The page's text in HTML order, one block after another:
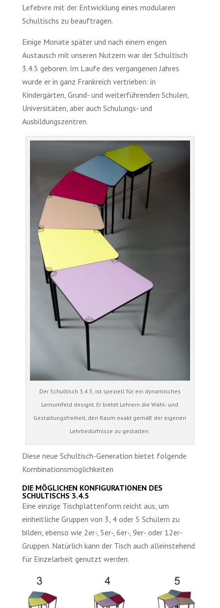
Lefebvre mit der Entwicklung eines modularen
Schultischs zu beauftragen.
Einige Monate später und nach einem engen
Austausch mit unseren Nutzern war der Schultisch
3.4.5 geboren. Im Laufe des vergangenen Jahres
wurde er in ganz Frankreich vertrieben: in
Kindergärten, Grund- und weiterführenden Schulen,
Universitäten, aber auch Schulungs- und
Ausbildungszentren.
Der Schultisch 3.4.5. ist speziell für ein dynamisches
Lernumfeld designt. Er bietet Lehrern die Wahl- und
Gestaltungsfreiheit, den Raum exakt gemäß der eigenen
Lehrbedürfnisse zu gestalten.
Diese neue Schultisch-Generation bietet folgende
Kombinationsmöglichkeiten
DIE MÖGLICHEN KONFIGURATIONEN DES
SCHULTISCHS 3.4.5
Eine einzige Tischplattenform reicht aus, um
einheitliche Gruppen von 3, 4 oder 5 Schülern zu
bilden, ebenso wie 2er-, 5er-, 6er-, 9er- oder 12er-
Gruppen. Natürlich kann der Tisch auch alleinstehend
für Einzelarbeit genutzt werden.